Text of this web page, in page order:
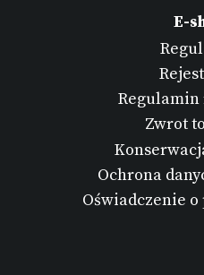
E-
Zwrot
Ochrona
Oświadczenie